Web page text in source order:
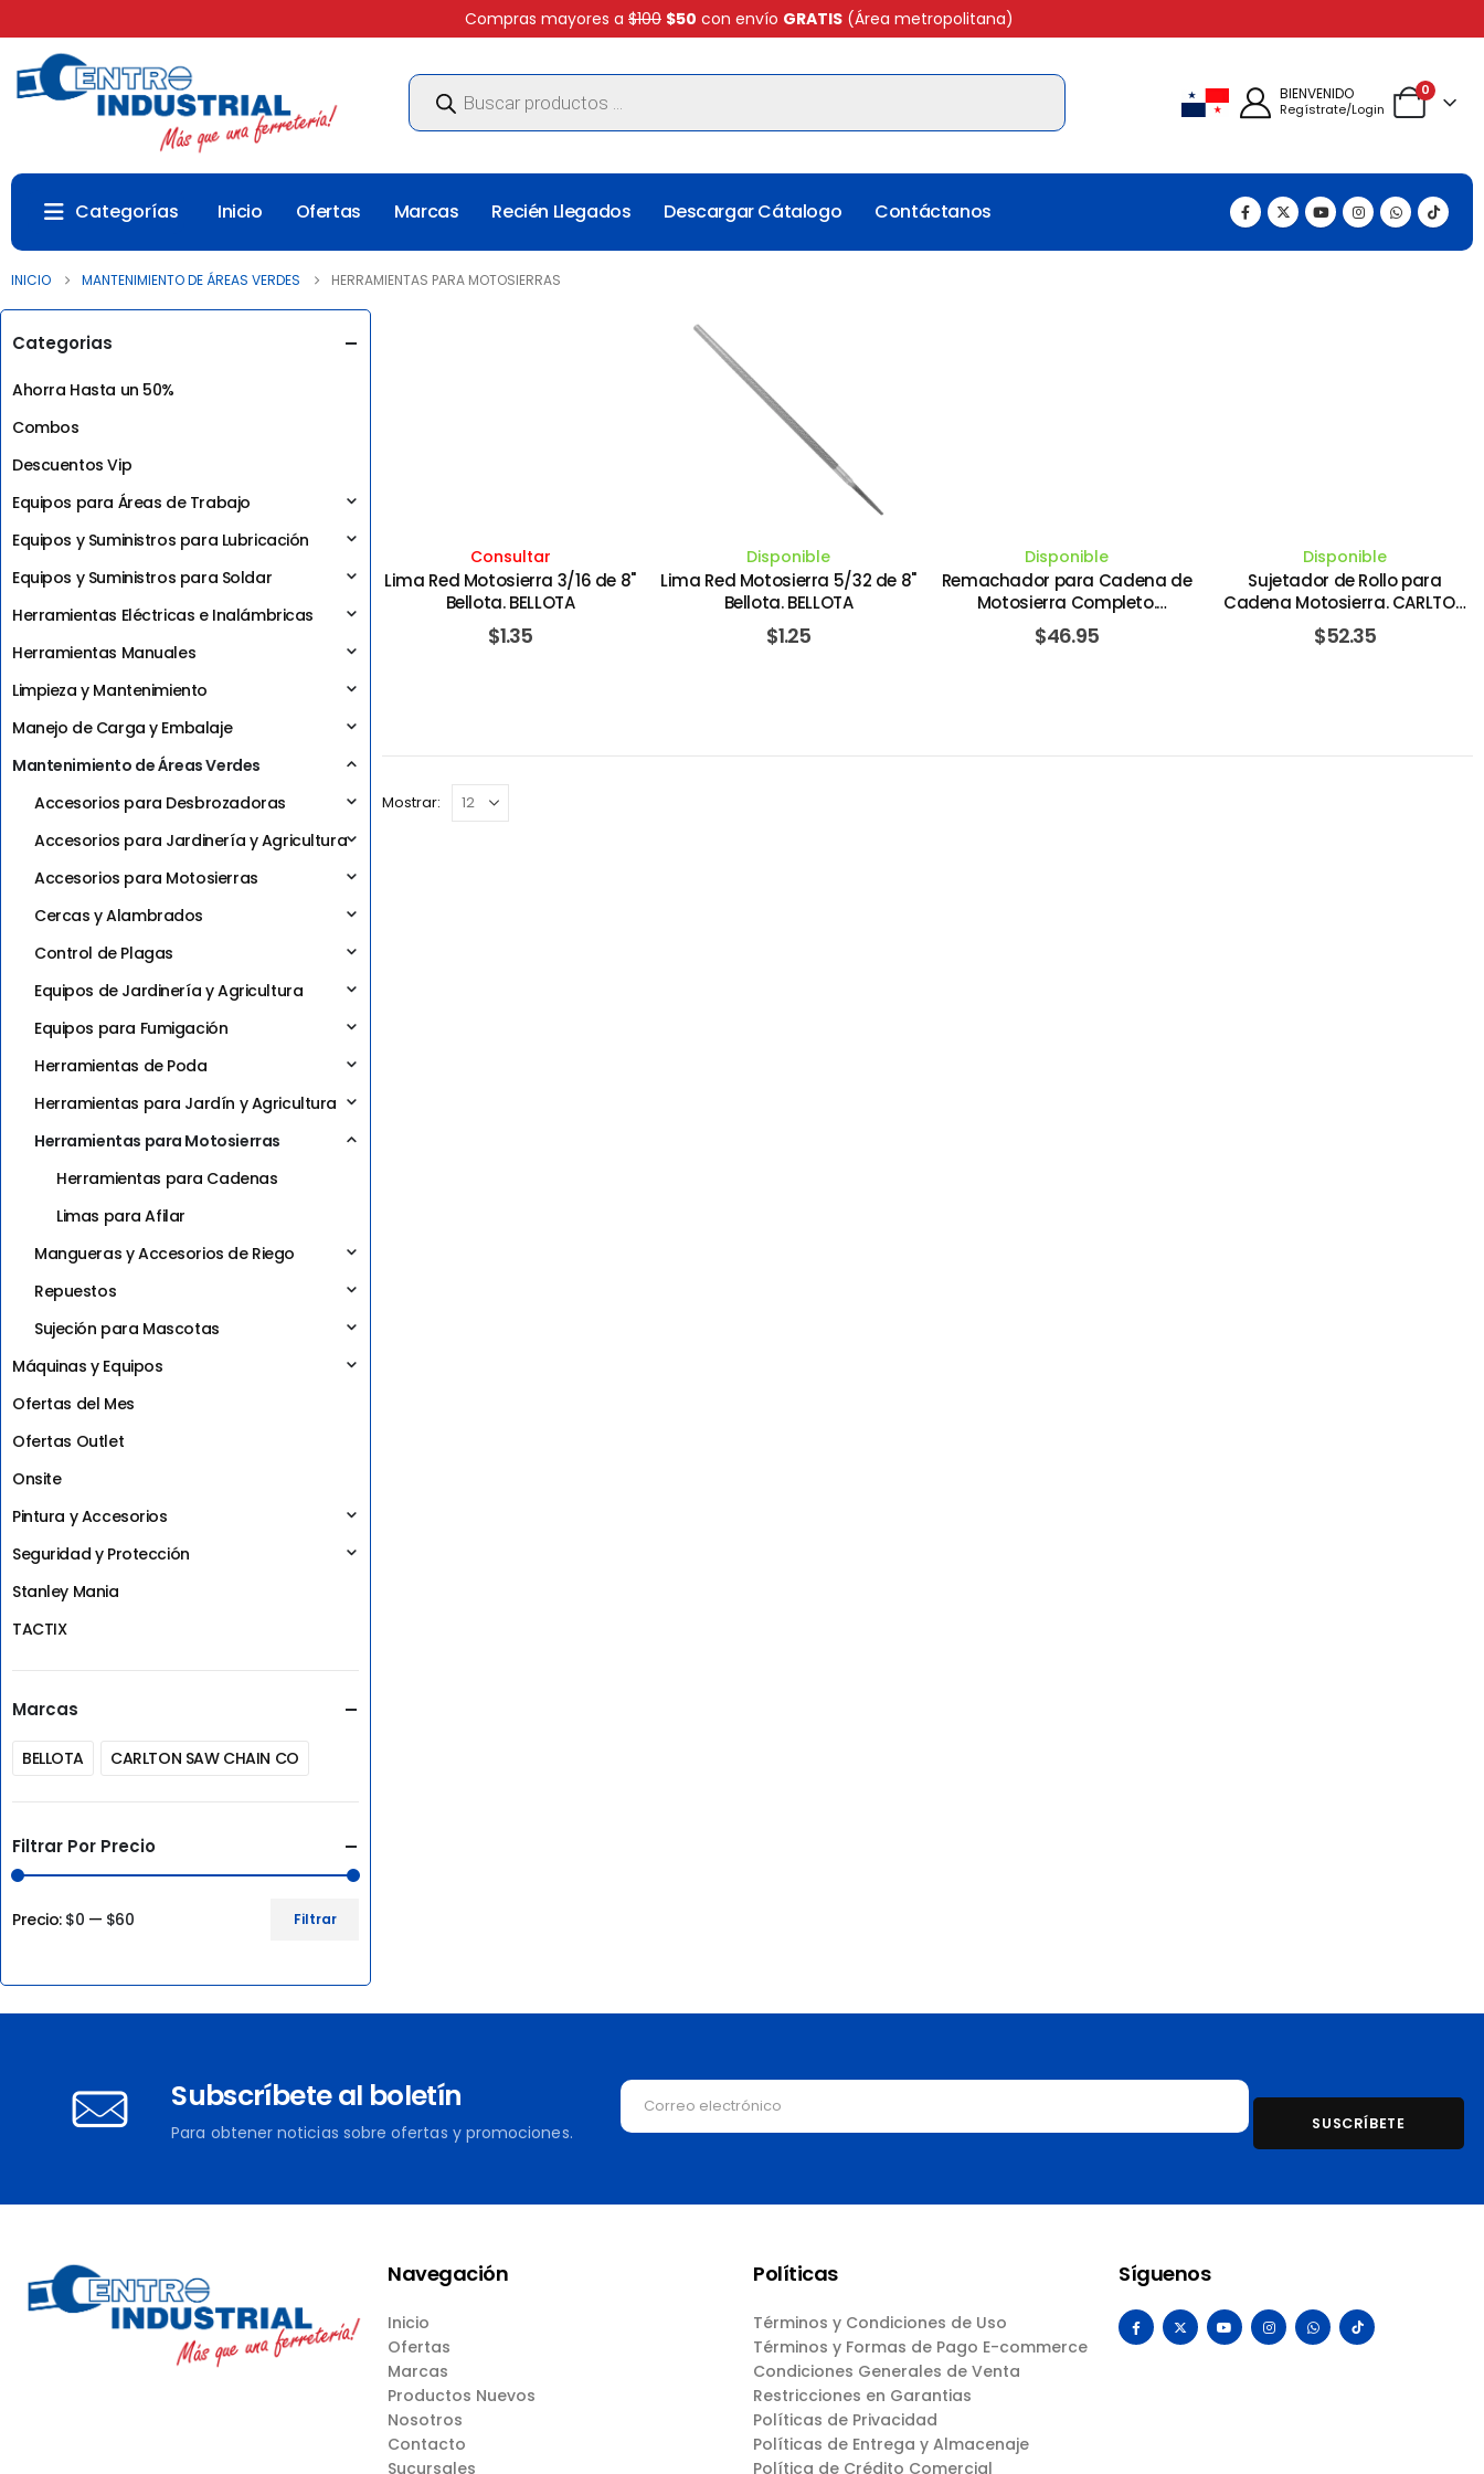
Compras mayores a $100 $50 con envío GRATIS (Área metropolitana)
Búsqueda
productos
BIENVENIDO
Regístrate/Login
0
Categorías Inicio Ofertas Marcas Recién Llegados Descargar Cátalogo Contáctanos
INICIO MANTENIMIENTO DE ÁREAS VERDES HERRAMIENTAS PARA MOTOSIERRAS
Consultar
Lima Red Motosierra 3/16 de 8"
Bellota. BELLOTA
$1.35
Disponible
Lima Red Motosierra 5/32 de 8"
Bellota. BELLOTA
$1.25
Disponible
Remachador para Cadena de
Motosierra Completo.
CARLTON SAW CHAIN CO
$46.95
Disponible
Sujetador de Rollo para
Cadena Motosierra. CARLTON
SAW CHAIN CO
$52.35
Mostrar:
Categorias
Ahorra Hasta un 50%
Combos
Descuentos Vip
Equipos para Áreas de Trabajo
Equipos y Suministros para Lubricación
Equipos y Suministros para Soldar
Herramientas Eléctricas e Inalámbricas
Herramientas Manuales
Limpieza y Mantenimiento
Manejo de Carga y Embalaje
Mantenimiento de Áreas Verdes
Accesorios para Desbrozadoras
Accesorios para Jardinería y Agricultura
Accesorios para Motosierras
Cercas y Alambrados
Control de Plagas
Equipos de Jardinería y Agricultura
Equipos para Fumigación
Herramientas de Poda
Herramientas para Jardín y Agricultura
Herramientas para Motosierras
Herramientas para Cadenas
Limas para Afilar
Mangueras y Accesorios de Riego
Repuestos
Sujeción para Mascotas
Máquinas y Equipos
Ofertas del Mes
Ofertas Outlet
Onsite
Pintura y Accesorios
Seguridad y Protección
Stanley Mania
TACTIX
Marcas
BELLOTA CARLTON SAW CHAIN CO
Filtrar Por Precio
Filtrar
Precio: $0 — $60
Subscríbete al boletín
Para obtener noticias sobre ofertas y promociones.
Navegación
Inicio
Ofertas
Marcas
Productos Nuevos
Nosotros
Contacto
Sucursales
Políticas
Términos y Condiciones de Uso
Términos y Formas de Pago E-commerce
Condiciones Generales de Venta
Restricciones en Garantias
Políticas de Privacidad
Políticas de Entrega y Almacenaje
Política de Crédito Comercial
Síguenos